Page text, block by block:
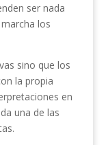
ser nada
los
sino que los
la propia
en
una de las